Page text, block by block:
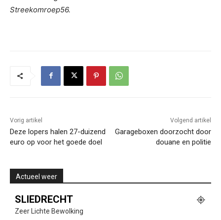
Streekomroep56.
Vorig artikel
Deze lopers halen 27-duizend
euro op voor het goede doel
Volgend artikel
Garageboxen doorzocht door
douane en politie
Actueel weer
SLIEDRECHT
Zeer Lichte Bewolking